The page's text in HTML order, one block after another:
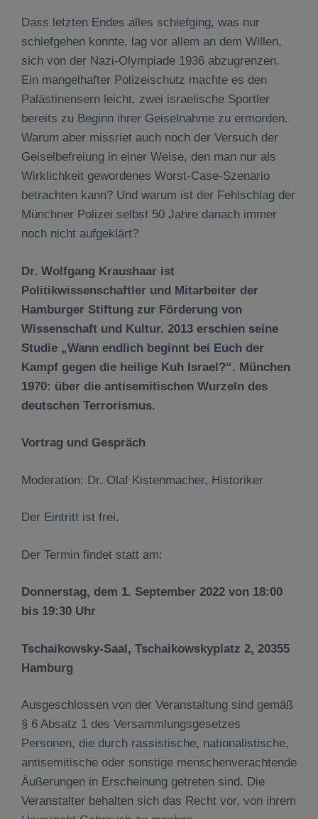
Dass letzten Endes alles schiefging, was nur
schiefgehen konnte, lag vor allem an dem Willen,
sich von der Nazi-Olympiade 1936 abzugrenzen.
Ein mangelhafter Polizeischutz machte es den
Palästinensern leicht, zwei israelische Sportler
bereits zu Beginn ihrer Geiselnahme zu ermorden.
Warum aber missriet auch noch der Versuch der
Geiselbefreiung in einer Weise, den man nur als
Wirklichkeit gewordenes Worst-Case-Szenario
betrachten kann? Und warum ist der Fehlschlag der
Münchner Polizei selbst 50 Jahre danach immer
noch nicht aufgeklärt?
Dr. Wolfgang Kraushaar ist
Politikwissenschaftler und Mitarbeiter der
Hamburger Stiftung zur Förderung von
Wissenschaft und Kultur. 2013 erschien seine
Studie „Wann endlich beginnt bei Euch der
Kampf gegen die heilige Kuh Israel?“. München
1970: über die antisemitischen Wurzeln des
deutschen Terrorismus.
Vortrag und Gespräch
Moderation: Dr. Olaf Kistenmacher, Historiker
Der Eintritt ist frei.
Der Termin findet statt am:
Donnerstag, dem 1. September 2022 von 18:00
bis 19:30 Uhr
Tschaikowsky-Saal, Tschaikowskyplatz 2, 20355
Hamburg
Ausgeschlossen von der Veranstaltung sind gemäß
§ 6 Absatz 1 des Versammlungsgesetzes
Personen, die durch rassistische, nationalistische,
antisemitische oder sonstige menschenverachtende
Äußerungen in Erscheinung getreten sind. Die
Veranstalter behalten sich das Recht vor, von ihrem